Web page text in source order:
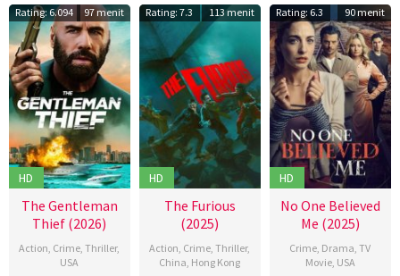
Rating: 6.094 97 menit
HD
The Gentleman
Thief (2026)
Action, Crime,Thriller,
USA
Rating: 7.3 113 menit
HD
The Furious
(2025)
Action, Crime,Thriller,
China, Hong Kong
Rating: 6.3 90 menit
HD
No One Believed
Me (2025)
Crime, Drama,TV
Movie, USA